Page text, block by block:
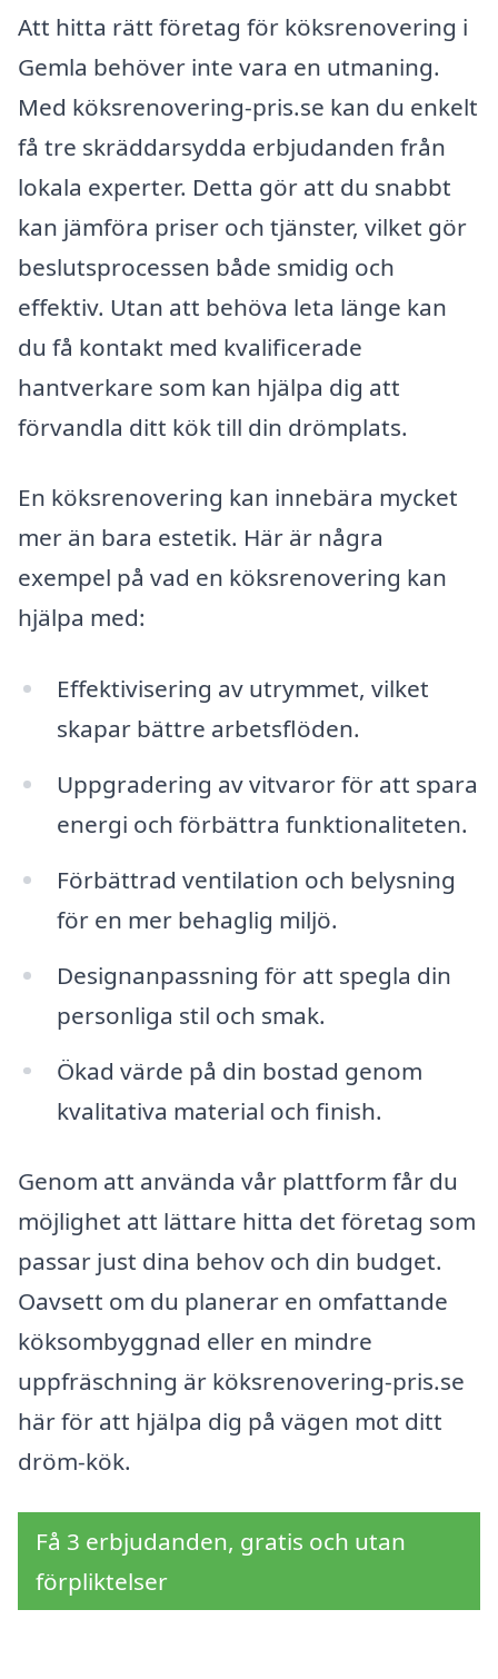
Att hitta rätt företag för köksrenovering i
Gemla behöver inte vara en utmaning.
Med köksrenovering-pris.se kan du enkelt
få tre skräddarsydda erbjudanden från
lokala experter. Detta gör att du snabbt
kan jämföra priser och tjänster, vilket gör
beslutsprocessen både smidig och
effektiv. Utan att behöva leta länge kan
du få kontakt med kvalificerade
hantverkare som kan hjälpa dig att
förvandla ditt kök till din drömplats.
En köksrenovering kan innebära mycket
mer än bara estetik. Här är några
exempel på vad en köksrenovering kan
hjälpa med:
Effektivisering av utrymmet, vilket
skapar bättre arbetsflöden.
Uppgradering av vitvaror för att spara
energi och förbättra funktionaliteten.
Förbättrad ventilation och belysning
för en mer behaglig miljö.
Designanpassning för att spegla din
personliga stil och smak.
Ökad värde på din bostad genom
kvalitativa material och finish.
Genom att använda vår plattform får du
möjlighet att lättare hitta det företag som
passar just dina behov och din budget.
Oavsett om du planerar en omfattande
köksombyggnad eller en mindre
uppfräschning är köksrenovering-pris.se
här för att hjälpa dig på vägen mot ditt
dröm-kök.
Få 3 erbjudanden, gratis och utan
förpliktelser